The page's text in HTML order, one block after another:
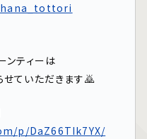
ンティーは
ていただきます🙇
p/DaZ66TIk7YX/